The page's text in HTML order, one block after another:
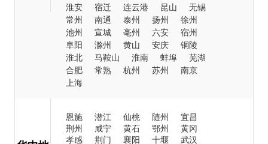
淮安
宿迁 连云港 昆山
无锡
常州
南通 泰州 扬州
徐州
池州
宣城 亳州 六安
宿州
阜阳
滁州 黄山 安庆
铜陵
淮北
马鞍山 淮南 蚌埠
芜湖
合肥
常熟 杭州 苏州
南京
上海
恩施 潜江 仙桃 随州
宜昌
荆州
咸宁 黄石 鄂州
黄冈
孝感
荆门 襄阳 十堰
武汉